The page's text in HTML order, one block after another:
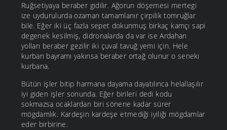
Ruğsetiyaya beraber gidilir. Ağorun döşemesi mertegi
ize uydurulurda ozaman tamamlanır çirpilik tomruğlar
bile. Eğer iki üç fazla sepet dokunmuş birkaç kamçı sapi
degenek kesilmiş, didronalarda da var ise Ardahan
yolları beraber gezilir iki çuval tavuğ yemi için. Hele
kurban bayramı yakınsa beraber ortağ olunur o seneki
kurbana.
Bütün işler bitip harmana dayama dayatılınca helallaşılır
iyi giden işler sonunda. Eğer birileri dedi kodu
sokmazsa ocaklardan biri sönene kadar sürer
mögdamlık. Kardeşin kardeşe etmediği iyiliği mögdamlar
eder birbirine.